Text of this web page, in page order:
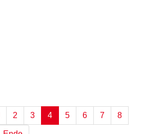
2 3 4 5 6 7 8